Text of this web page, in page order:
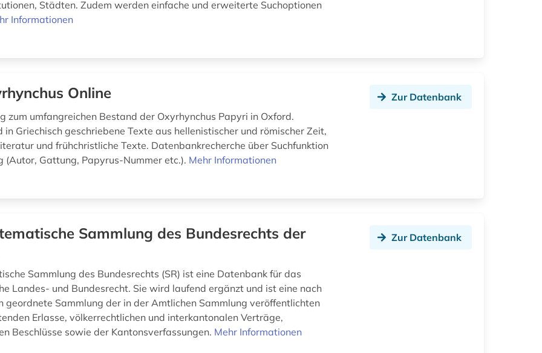
Städten. Zudem werden einfache und erweiterte Suchoptionen
Informationen
Online
zum umfangreichen Bestand der Oxyrhynchus Papyri in Oxford.
in Griechisch geschriebene Texte aus hellenistischer und römischer Zeit,
und frühchristliche Texte. Datenbankrecherche über Suchfunktion
(Autor, Gattung, Papyrus-Nummer etc.). Mehr Informationen
Zur Datenbank
Sammlung des Bundesrechts der
Sammlung des Bundesrechts (SR) ist eine Datenbank für das
Landes- und Bundesrecht. Sie wird laufend ergänzt und ist eine nach
geordnete Sammlung der in der Amtlichen Sammlung veröffentlichten
Erlasse, völkerrechtlichen und interkantonalen Verträge,
Beschlüsse sowie der Kantonsverfassungen. Mehr Informationen
Zur Datenbank